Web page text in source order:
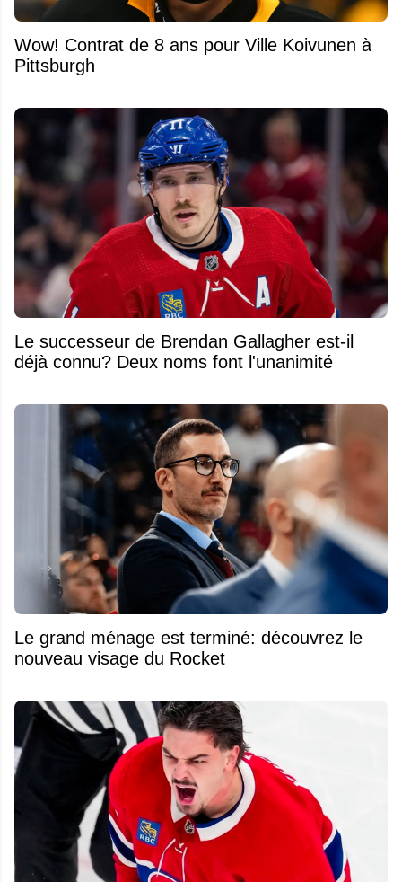
Wow! Contrat de 8 ans pour Ville Koivunen à
Pittsburgh
Le successeur de Brendan Gallagher est-il
déjà connu? Deux noms font l'unanimité
Le grand ménage est terminé: découvrez le
nouveau visage du Rocket